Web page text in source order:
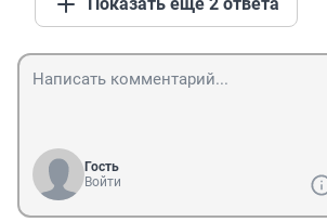
Гость
Войти